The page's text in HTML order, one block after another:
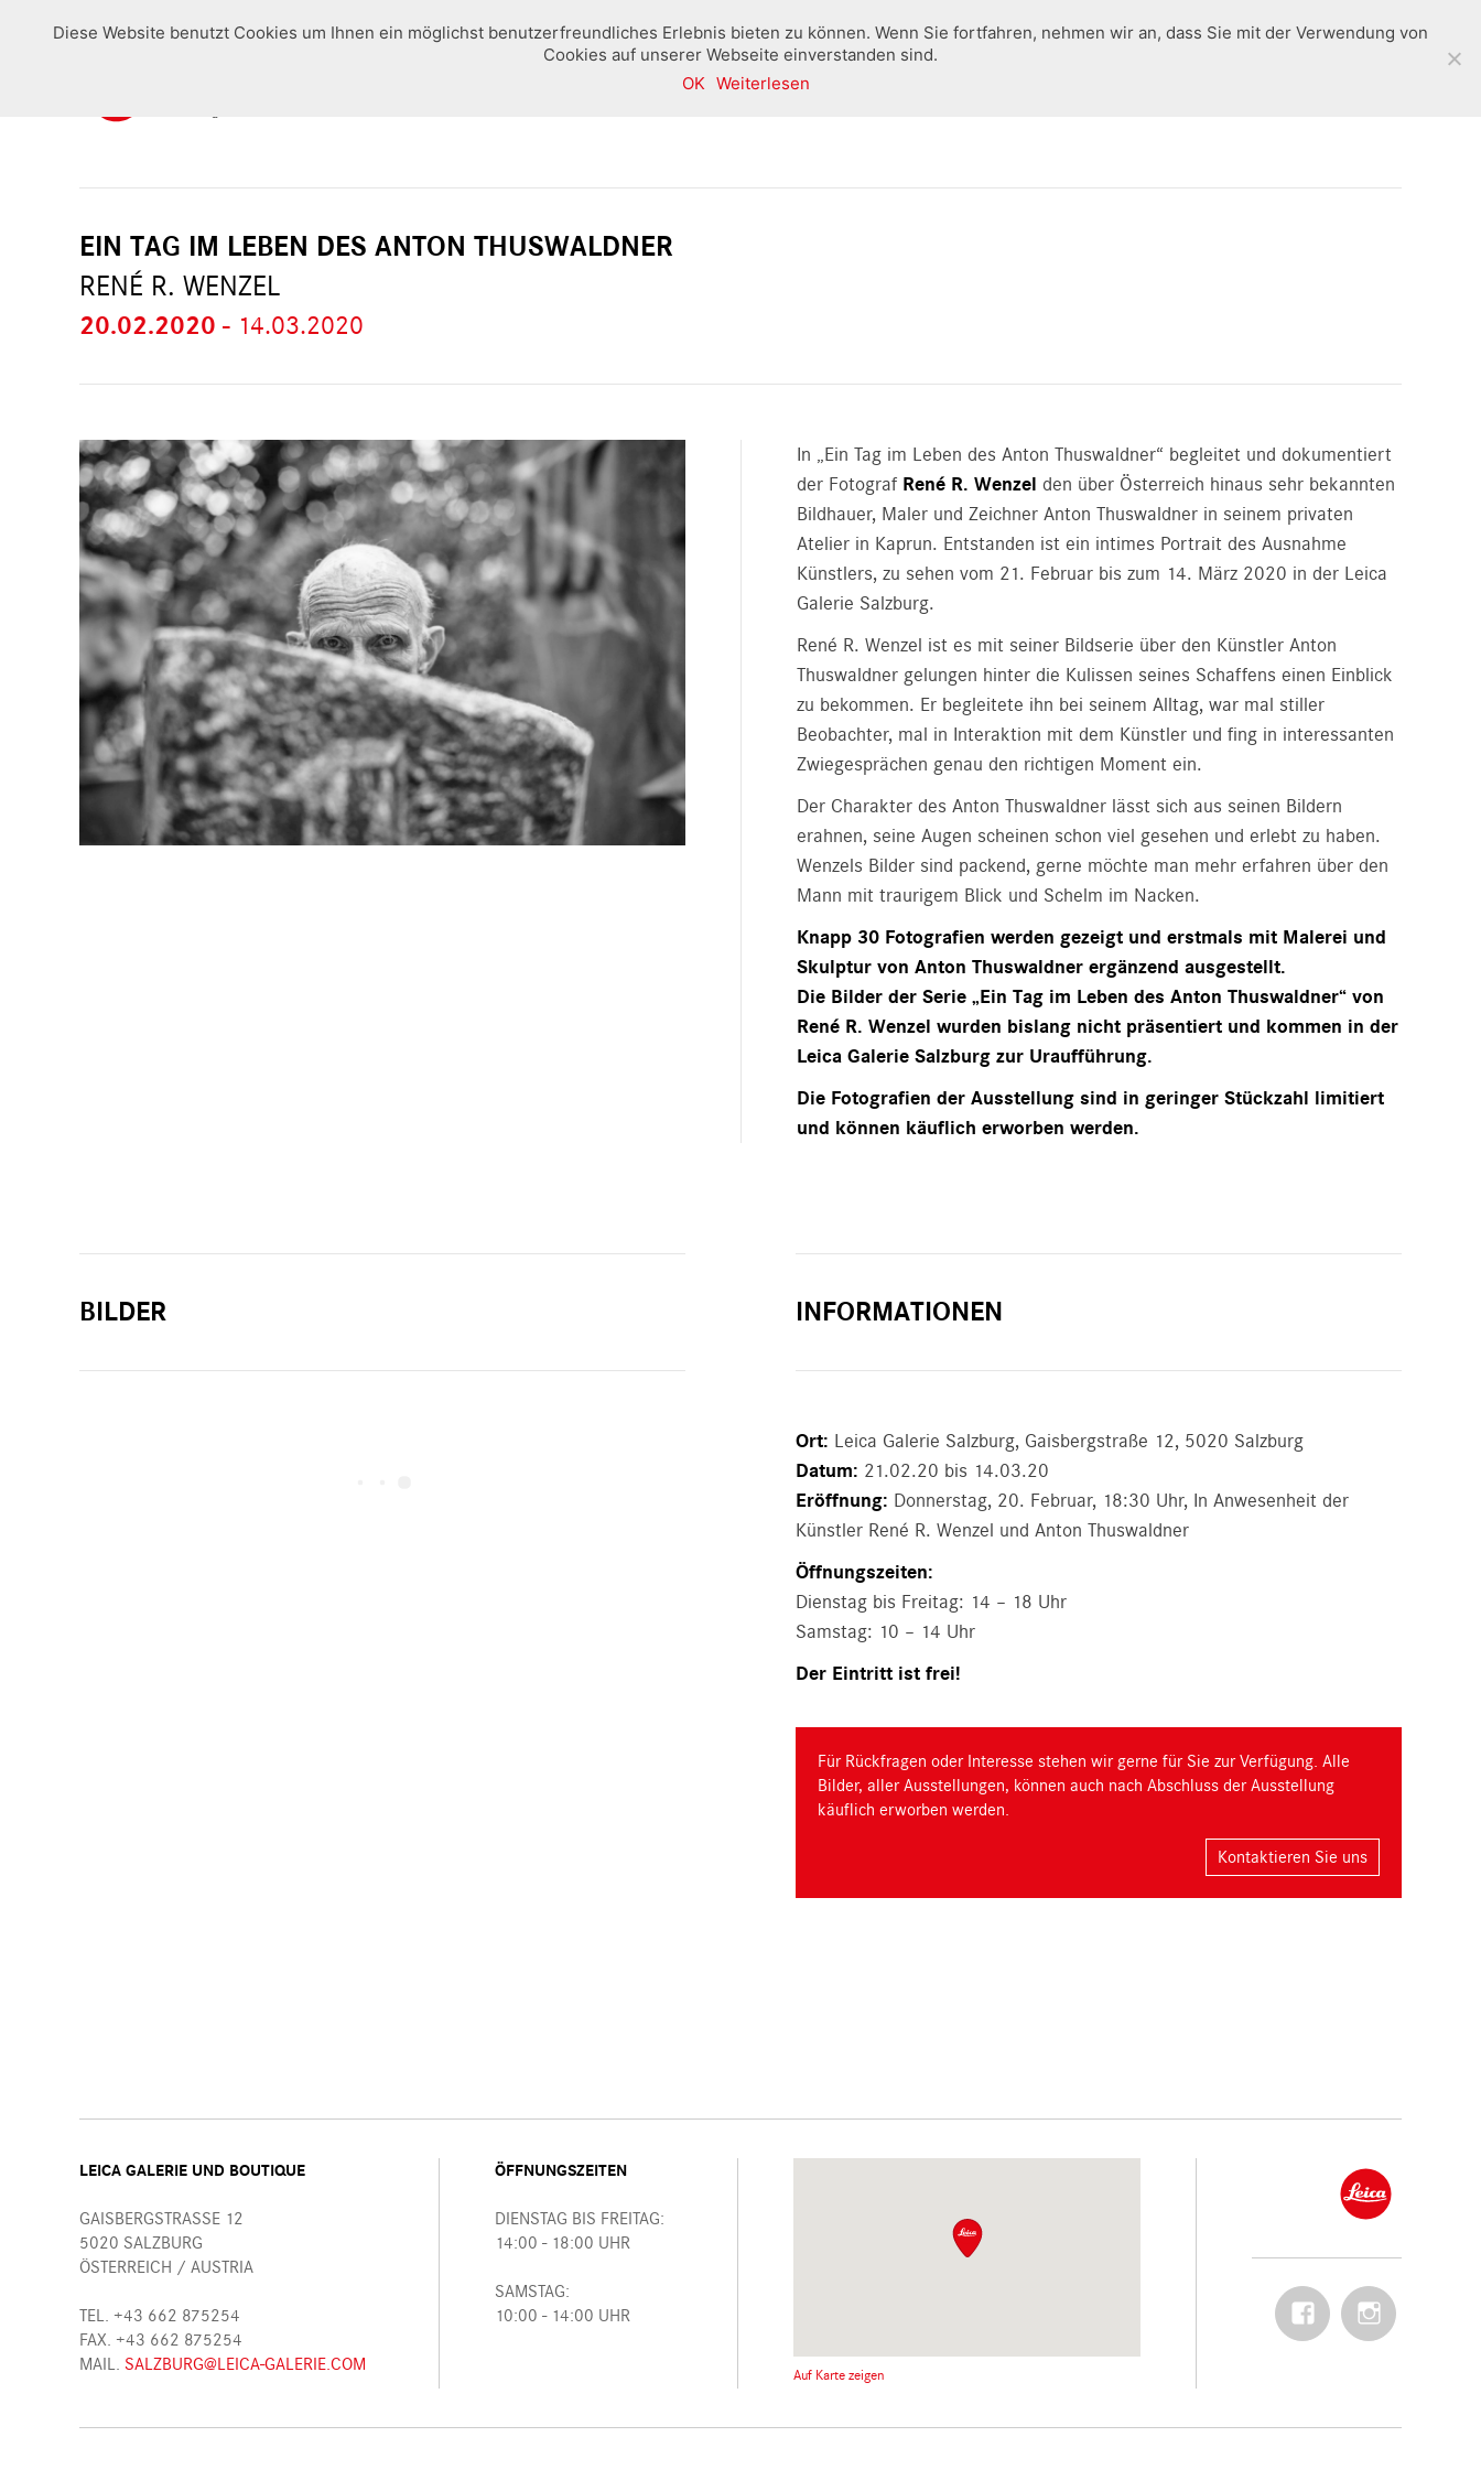
Boutique Ausstellungen und Veranstaltungen
EIN TAG IM LEBEN DES ANTON THUSWALDNER
RENÉ R. WENZEL
20.02.2020 - 14.03.2020
In „Ein Tag im Leben des Anton Thuswaldner“ begleitet und dokumentiert
der Fotograf René R. Wenzel den über Österreich hinaus sehr bekannten
Bildhauer, Maler und Zeichner Anton Thuswaldner in seinem privaten
Atelier in Kaprun. Entstanden ist ein intimes Portrait des Ausnahme
Künstlers, zu sehen vom 21. Februar bis zum 14. März 2020 in der Leica
Galerie Salzburg.
René R. Wenzel ist es mit seiner Bildserie über den Künstler Anton
Thuswaldner gelungen hinter die Kulissen seines Schaffens einen Einblick
zu bekommen. Er begleitete ihn bei seinem Alltag, war mal stiller
Beobachter, mal in Interaktion mit dem Künstler und fing in interessanten
Zwiegesprächen genau den richtigen Moment ein.
Der Charakter des Anton Thuswaldner lässt sich aus seinen Bildern
erahnen, seine Augen scheinen schon viel gesehen und erlebt zu haben.
Wenzels Bilder sind packend, gerne möchte man mehr erfahren über den
Mann mit traurigem Blick und Schelm im Nacken.
Knapp 30 Fotografien werden gezeigt und erstmals mit Malerei und
Skulptur von Anton Thuswaldner ergänzend ausgestellt.
Die Bilder der Serie „Ein Tag im Leben des Anton Thuswaldner“ von
René R. Wenzel wurden bislang nicht präsentiert und kommen in der
Leica Galerie Salzburg zur Uraufführung.
Die Fotografien der Ausstellung sind in geringer Stückzahl limitiert
und können käuflich erworben werden.
BILDER INFORMATIONEN
Ort: Leica Galerie Salzburg, Gaisbergstraße 12, 5020 Salzburg
Datum: 21.02.20 bis 14.03.20
Eröffnung: Donnerstag, 20. Februar, 18:30 Uhr, In Anwesenheit der
Künstler René R. Wenzel und Anton Thuswaldner
Öffnungszeiten:
Dienstag bis Freitag: 14 – 18 Uhr
Samstag: 10 – 14 Uhr
Der Eintritt ist frei!
Für Rückfragen oder Interesse stehen wir gerne für Sie zur Verfügung. Alle
Bilder, aller Ausstellungen, können auch nach Abschluss der Ausstellung
käuflich erworben werden.
Kontaktieren Sie uns
LEICA GALERIE UND BOUTIQUE
GAISBERGSTRASSE 12
5020 SALZBURG
ÖSTERREICH / AUSTRIA
TEL. +43 662 875254
FAX. +43 662 875254
MAIL. SALZBURG@LEICA-GALERIE.COM
ÖFFNUNGSZEITEN
DIENSTAG BIS FREITAG:
14:00 - 18:00 UHR
SAMSTAG:
10:00 - 14:00 UHR
Auf Karte zeigen
Facebook
Diese Website benutzt Cookies um Ihnen ein möglichst benutzerfreundliches Erlebnis bieten zu können. Wenn Sie fortfahren, nehmen wir an, dass Sie mit der Verwendung von
Cookies auf unserer Webseite einverstanden sind.
OK Weiterlesen